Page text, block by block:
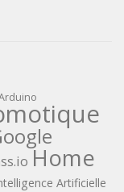
Home
Artificielle